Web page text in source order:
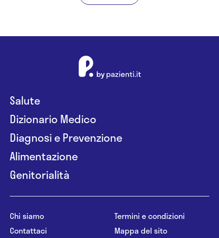
Salute
Dizionario Medico
Diagnosi e Prevenzione
Alimentazione
Genitorialità
Chi siamo
Contattaci
Termini e condizioni
Mappa del sito